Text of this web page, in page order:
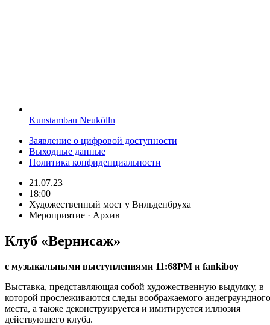
Kunstambau Neukölln
Заявление о цифровой доступности
Выходные данные
Политика конфиденциальности
21.07.23
18:00
Художественный мост у Вильденбруха
Мероприятие · Архив
Клуб «Вернисаж»
с музыкальными выступлениями 11:68PM и fankiboy
Выставка, представляющая собой художественную выдумку, в
которой прослеживаются следы воображаемого андеграундного
места, а также деконструируется и имитируется иллюзия
действующего клуба.